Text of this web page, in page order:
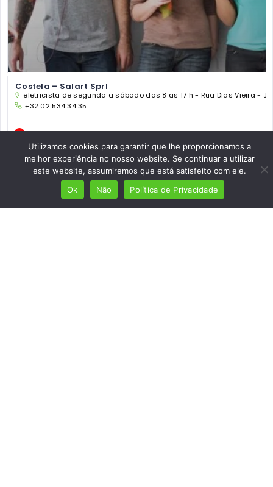
Costela – Salart Sprl
eletricista de segunda a sábado das 8 as 17 h - Rua Dias Vieira -
+32 02 534 34 35
TALHO
Utilizamos cookies para garantir que lhe proporcionamos a
melhor experiência no nosso website. Se continuar a utilizar
este website, assumiremos que está satisfeito com ele.
Ok
Não Política de Privacidade